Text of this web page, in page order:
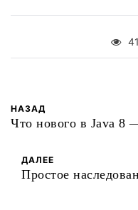
41
НАЗАД
Что нового в Java 8
ДАЛЕЕ
Простое